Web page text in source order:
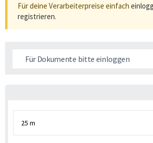
Für deine Verarbeiterpreise einfach
registrieren.
Für Dokumente bitte einloggen